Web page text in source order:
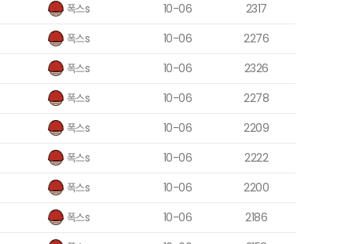
폭스s
10-06
2317
폭스s
10-06
2276
폭스s
10-06
2326
폭스s
10-06
2278
폭스s
10-06
2209
폭스s
10-06
2222
폭스s
10-06
2200
폭스s
10-06
2186